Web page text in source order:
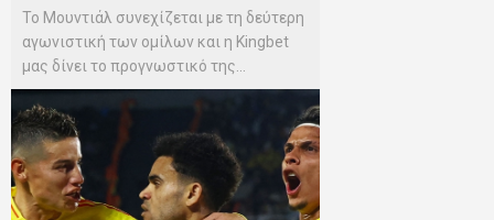
Το Μουντιάλ συνεχίζεται με τη δεύτερη
αγωνιστική των ομίλων και η Kingbet
μας δίνει το προγνωστικό της...